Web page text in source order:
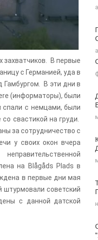
В первые
с Германией, уда в
Гамбургом. В эти дни в
(информаторы), были
с немцами, были
свастикой на груди.
за сотрудничество с
у своих окон вчера
на Blågåds Plads в
в первые дни мая
штурмовали советский
с данной датской